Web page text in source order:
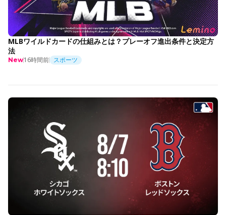
MLBワイルドカードの仕組みとは？プレーオフ進出条件と決定方
法
New16時間前 スポーツ